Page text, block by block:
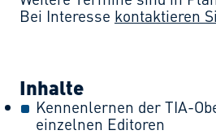
Inhalte
Kennenlernen der TIA-
einzelnen Editoren
Bei Interesse kontaktieren